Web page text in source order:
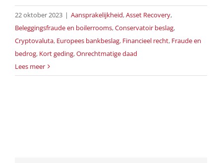
22 oktober 2023 | Aansprakelijkheid,Asset Recovery,
Beleggingsfraude en boilerrooms,Conservatoir beslag,
Cryptovaluta, Europees bankbeslag, Financieel recht, Fraude en
bedrog, Kort geding,Onrechtmatige daad
Lees meer